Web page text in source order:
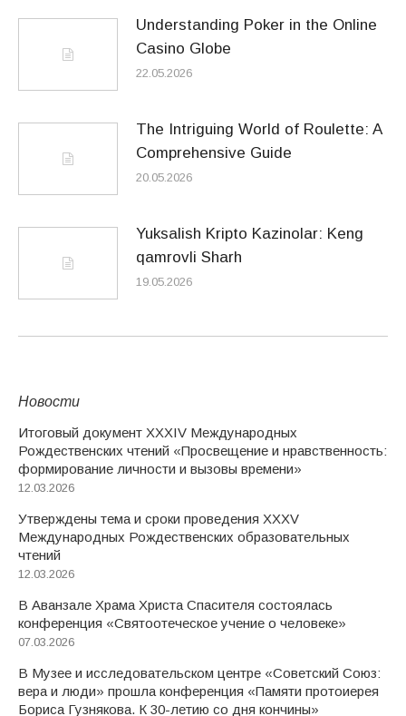
Understanding Poker in the Online
Casino Globe
22.05.2026
The Intriguing World of Roulette: A
Comprehensive Guide
20.05.2026
Yuksalish Kripto Kazinolar: Keng
qamrovli Sharh
19.05.2026
Новости
Итоговый документ XXХIV Международных
Рождественских чтений «Просвещение и нравственность:
формирование личности и вызовы времени»
12.03.2026
Утверждены тема и сроки проведения XXXV
Международных Рождественских образовательных
чтений
12.03.2026
В Аванзале Храма Христа Спасителя состоялась
конференция «Святоотеческое учение о человеке»
07.03.2026
В Музее и исследовательском центре «Советский Союз:
вера и люди» прошла конференция «Памяти протоиерея
Бориса Гузнякова. К 30-летию со дня кончины»